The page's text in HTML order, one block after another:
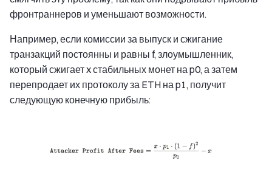
фронтраннеров и уменьшают возможности.
Например, если комиссии за выпуск и сжигание
транзакций постоянны и равны f, злоумышленник,
который сжигает x стабильных монет на p0, а затем
перепродает их протоколу за ETH на p1, получит
следующую конечную прибыль: